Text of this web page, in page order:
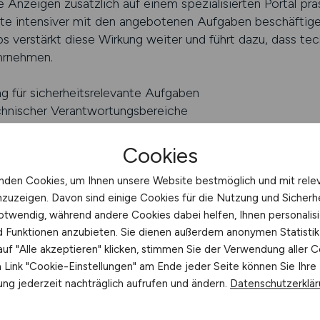
Anzeigen zusätzlich auf einem spezialisierten Portal
intensiver mit den angebotenen Aufgaben
verstärkt diese Wirkung weiter und führt dazu, dass
für sicherheitsrelevante Aufgaben
Verantwortungsbereiche
Arbeitgeberprofils
schalten
Servicetechnik
ist anspruchsvoll, weil die Aufgaben dieser
mit sich bringen. Eine professionelle Beratung
besser zu verstehen und Stellenanzeigen so zu
bietet als Jobportal, auf dem Arbeitgeber
die technische Zielgruppen gezielt anspricht
Cookies
Cookies, um Ihnen unsere Website bestmöglich und mit
Davon sind einige Cookies für die Nutzung und
während andere Cookies dabei helfen, Ihnen
Funktionen anzubieten. Sie dienen außerdem anonymen
"Alle akzeptieren" klicken, stimmen Sie der Verwendung aller
"Cookie-Einstellungen" am Ende jeder Seite können Sie Ihre
jederzeit nachträglich aufrufen und ändern.